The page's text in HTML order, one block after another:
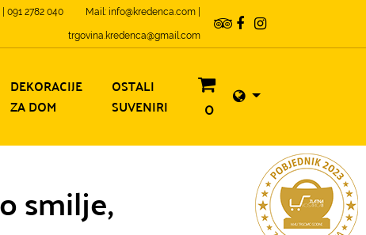
091 2782 040 Mail: info@kredenca.com |
trgovina.kredenca@gmail.com
DEKORACIJE
ZA DOM
OSTALI
SUVENIRI
0
smilje,